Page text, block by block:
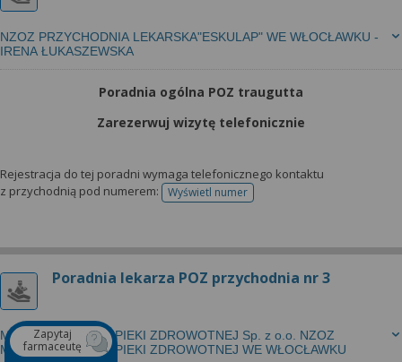
NZOZ PRZYCHODNIA LEKARSKA"ESKULAP" WE WŁOCŁAWKU -
IRENA ŁUKASZEWSKA
Poradnia ogólna POZ traugutta
Zarezerwuj wizytę telefonicznie
Rejestracja do tej poradni wymaga telefonicznego kontaktu
z przychodnią pod numerem:
Wyświetl numertelefonu do rejestracji
Poradnia lekarza POZ przychodnia nr 3
MIEJSKI ZESPÓŁ OPIEKI ZDROWOTNEJ Sp. z o.o. NZOZ
MIEJSKI ZESPÓŁ OPIEKI ZDROWOTNEJ WE WŁOCŁAWKU
Zapytaj
farmaceutę